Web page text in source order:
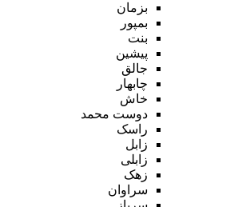
بزمان
بمپور
بنت
پیشین
جالق
چابهار
خاش
دوست محمد
راسک
زابل
زابلی
زهک
سراوان